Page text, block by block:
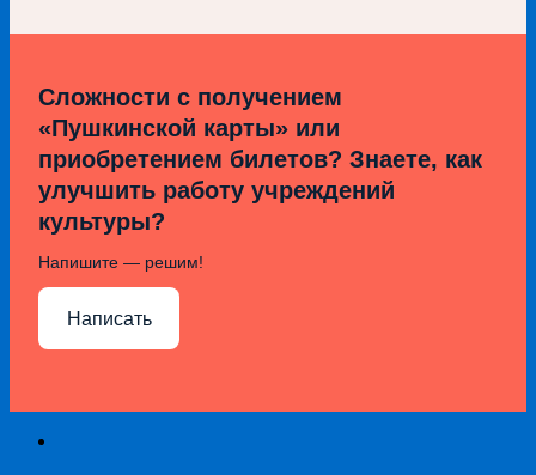
Сложности с получением
«Пушкинской карты» или
приобретением билетов? Знаете, как
улучшить работу учреждений
культуры?
Напишите — решим!
Написать